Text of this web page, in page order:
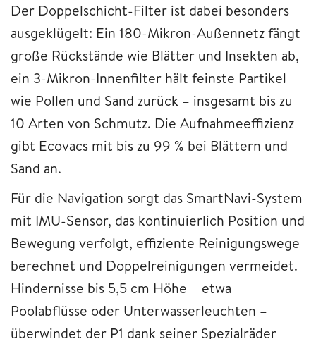
Der Doppelschicht-Filter ist dabei besonders
ausgeklügelt: Ein 180-Mikron-Außennetz fängt
große Rückstände wie Blätter und Insekten ab,
ein 3-Mikron-Innenfilter hält feinste Partikel
wie Pollen und Sand zurück – insgesamt bis zu
10 Arten von Schmutz. Die Aufnahmeeffizienz
gibt Ecovacs mit bis zu 99 % bei Blättern und
Sand an.
Für die Navigation sorgt das SmartNavi-System
mit IMU-Sensor, das kontinuierlich Position und
Bewegung verfolgt, effiziente Reinigungswege
berechnet und Doppelreinigungen vermeidet.
Hindernisse bis 5,5 cm Höhe – etwa
Poolabflüsse oder Unterwasserleuchten –
überwindet der P1 dank seiner Spezialräder